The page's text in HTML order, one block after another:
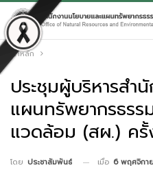
หน้าหลัก
ประชุมผู้บริหารสำ
แผนทรัพยากรธรร
แวดล้อม (สผ.) ค
โดย ประชาสัมพันธ์ เมื่อ 6 พฤศจิกา